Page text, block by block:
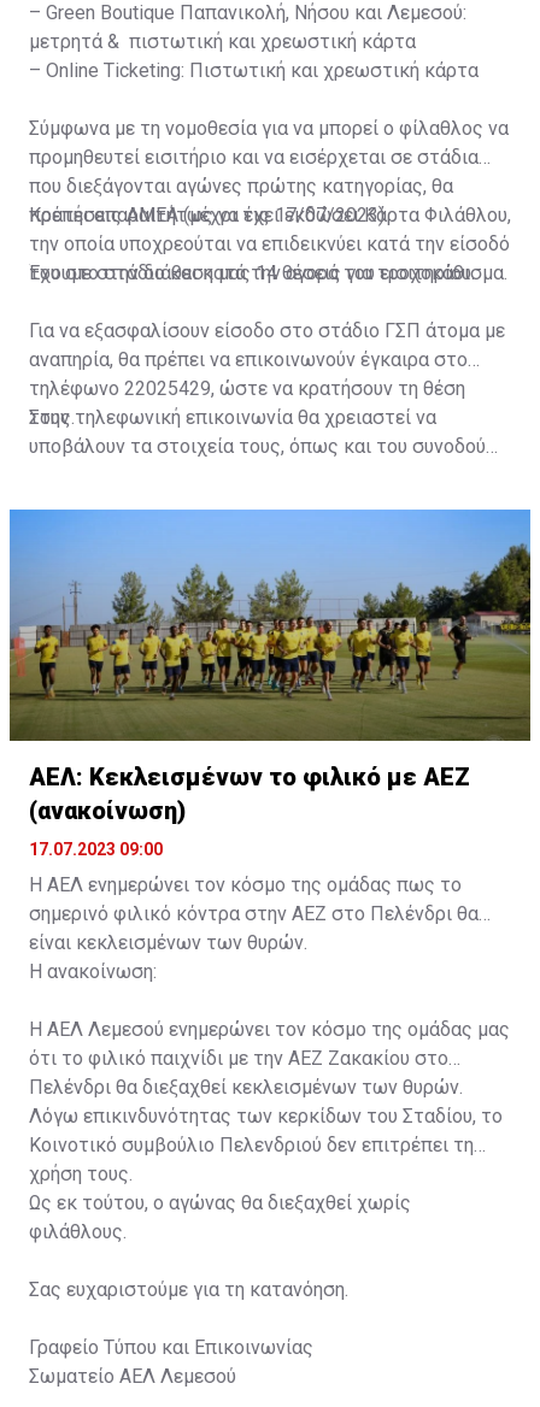
– Green Boutique Παπανικολή, Νήσου και Λεμεσού:
μετρητά & πιστωτική και χρεωστική κάρτα
– Online Ticketing: Πιστωτική και χρεωστική κάρτα
Σύμφωνα με τη νομοθεσία για να μπορεί ο φίλαθλος να
προμηθευτεί εισιτήριο και να εισέρχεται σε στάδια
που διεξάγονται αγώνες πρώτης κατηγορίας, θα
πρέπει απαραιτήτως να έχει εκδώσει Κάρτα Φιλάθλου,
την οποία υποχρεούται να επιδεικνύει κατά την είσοδό
του στο στάδιο και κατά την αγορά του εισιτηρίου.
Κρατήσεις ΑΜΕΑ (μέχρι τις 17/07/2023)
Έχουμε στην διάθεση μας 14 θέσεις για τροχοκάθισμα.
Για να εξασφαλίσουν είσοδο στο στάδιο ΓΣΠ άτομα με
αναπηρία, θα πρέπει να επικοινωνούν έγκαιρα στο
τηλέφωνο 22025429, ώστε να κρατήσουν τη θέση
τους.
Στην τηλεφωνική επικοινωνία θα χρειαστεί να
υποβάλουν τα στοιχεία τους, όπως και του συνοδού
ονοματεπώνυμο, αριθμός πινακίδας αυτοκινήτου,
ΑΕΛ: Κεκλεισμένων το φιλικό με ΑΕΖ
(ανακοίνωση)
17.07.2023 09:00
Η ΑΕΛ ενημερώνει τον κόσμο της ομάδας πως το
σημερινό φιλικό κόντρα στην ΑΕΖ στο Πελένδρι θα
είναι κεκλεισμένων των θυρών.
Η ανακοίνωση:
Η ΑΕΛ Λεμεσού ενημερώνει τον κόσμο της ομάδας μας
ότι το φιλικό παιχνίδι με την ΑΕΖ Ζακακίου στο
Πελένδρι θα διεξαχθεί κεκλεισμένων των θυρών.
Λόγω επικινδυνότητας των κερκίδων του Σταδίου, το
Κοινοτικό συμβούλιο Πελενδριού δεν επιτρέπει τη
χρήση τους.
Ως εκ τούτου, ο αγώνας θα διεξαχθεί χωρίς
φιλάθλους.
Σας ευχαριστούμε για τη κατανόηση.
Γραφείο Τύπου και Επικοινωνίας
Σωματείο ΑΕΛ Λεμεσού